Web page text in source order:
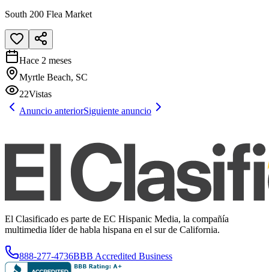
South 200 Flea Market
Hace 2 meses
Myrtle Beach, SC
22Vistas
Anuncio anteriorSiguiente anuncio
El Clasificado es parte de EC Hispanic Media, la compañía
multimedia líder de habla hispana en el sur de California.
888-277-4736BBB Accredited Business